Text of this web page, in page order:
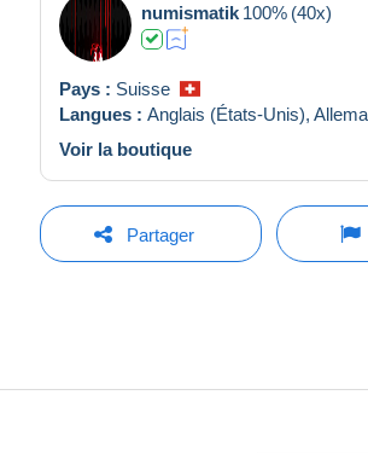
numismatik 100% (40x)
Pays : Suisse
Langues : Anglais (États-Unis),
Voir la boutique
Partager